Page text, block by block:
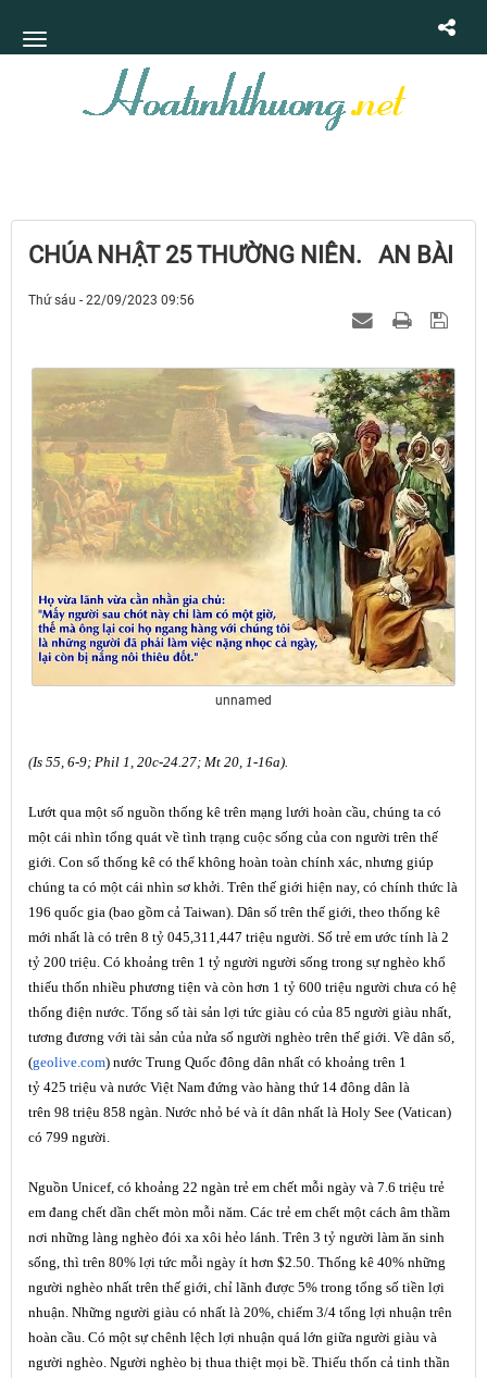
CHÚA NHẬT 25 THƯỜNG NIÊN. AN BÀI
Thứ sáu - 22/09/2023 09:56
unnamed
(Is 55, 6-9; Phil 1, 20c-24.27; Mt 20, 1-16a).
Lướt qua một số nguồn thống kê trên mạng lưới hoàn cầu, chúng ta có
một cái nhìn tổng quát về tình trạng cuộc sống của con người trên thế
giới. Con số thống kê có thể không hoàn toàn chính xác, nhưng giúp
chúng ta có một cái nhìn sơ khởi. Trên thế giới hiện nay, có chính thức là
196 quốc gia (bao gồm cả Taiwan). Dân số trên thế giới, theo thống kê
mới nhất là có trên 8 tỷ 045,311,447 triệu người. Số trẻ em ước tính là 2
tỷ 200 triệu. Có khoảng trên 1 tỷ người người sống trong sự nghèo khổ
thiếu thốn nhiều phương tiện và còn hơn 1 tỷ 600 triệu người chưa có hệ
thống điện nước. Tổng số tài sản lợi tức giàu có của 85 người giàu nhất,
tương đương với tài sản của nửa số người nghèo trên thế giới. Về dân số,
(geolive.com) nước Trung Quốc đông dân nhất có khoảng trên 1
tỷ 425 triệu và nước Việt Nam đứng vào hàng thứ 14 đông dân là
trên 98 triệu 858 ngàn. Nước nhỏ bé và ít dân nhất là Holy See (Vatican)
có 799 người.
Nguồn Unicef, có khoảng 22 ngàn trẻ em chết mỗi ngày và 7.6 triệu trẻ
em đang chết dần chết mòn mỗi năm. Các trẻ em chết một cách âm thầm
nơi những làng nghèo đói xa xôi hẻo lánh. Trên 3 tỷ người làm ăn sinh
sống, thì trên 80% lợi tức mỗi ngày ít hơn $2.50. Thống kê 40% những
người nghèo nhất trên thế giới, chỉ lãnh được 5% trong tổng số tiền lợi
nhuận. Những người giàu có nhất là 20%, chiếm 3/4 tổng lợi nhuận trên
hoàn cầu. Có một sự chênh lệch lợi nhuận quá lớn giữa người giàu và
người nghèo. Người nghèo bị thua thiệt mọi bề. Thiếu thốn cả tinh thần